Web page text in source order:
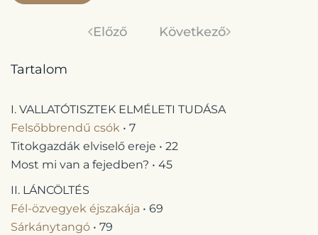
Előző Következő
Tartalom
I. VALLATÓTISZTEK ELMÉLETI TUDÁSA
Felsőbbrendű csók • 7
Titokgazdák elviselő ereje • 22
Most mi van a fejedben? • 45
II. LÁNCÖLTÉS
Fél-özvegyek éjszakája • 69
Sárkánytangó • 79